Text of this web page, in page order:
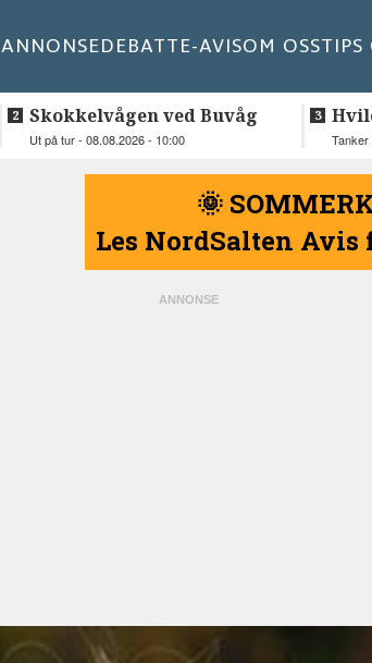
ANNONSEDEBATTE-AVISOM OSSTIPS
Skokkelvågen ved Buvåg
Ut på tur - 08.08.2026 - 10:00 Tanker
🌞
Les NordSalten Avis